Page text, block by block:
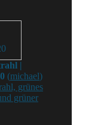
|
(michael)
grünes
grüner